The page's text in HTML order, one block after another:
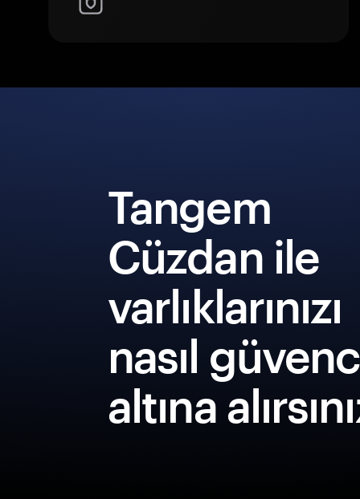
Tangem
Cüzdan ile
varlıklarınızı
nasıl
altına